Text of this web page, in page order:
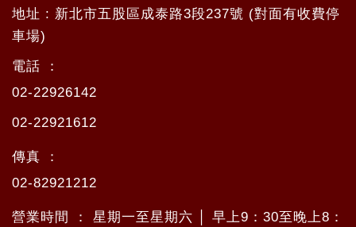
地址 : 新北市五股區成泰路3段237號 (對面有收費停
車場)
電話 ：
02-22926142
02-22921612
傳真 ：
02-82921212
營業時間 ： 星期一至星期六 │ 早上9：30至晚上8：